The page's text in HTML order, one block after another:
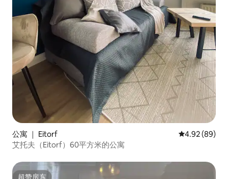
公寓 ｜ Eitorf 平均评分 4.92
4.92 (89)
艾托夫（Eitorf）60平方米的公寓
超赞房东